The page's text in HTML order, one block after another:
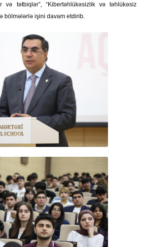
və tətbiqlər”, “Kibertəhlükəsizlik və təhlükəsiz
bölmələrlə işini davam etdirib.